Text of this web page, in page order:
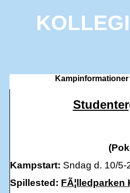
Kampstart: Sndag d. 10/5-
Spillested: FÃ¦lledparken